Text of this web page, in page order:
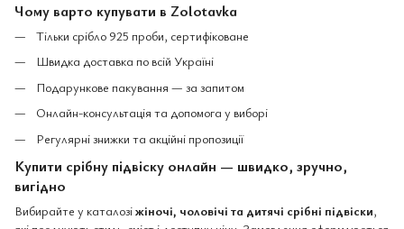
Чому варто купувати в Zolotavka
Тільки срібло 925 проби, сертифіковане
Швидка доставка по всій Україні
Подарункове пакування — за запитом
Онлайн-консультація та допомога у виборі
Регулярні знижки та акційні пропозиції
Купити срібну підвіску онлайн — швидко, зручно,
вигідно
Вибирайте у каталозіжіночі, чоловічі та дитячі срібні підвіски,